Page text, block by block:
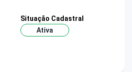
Situação Cadastral
Ativa